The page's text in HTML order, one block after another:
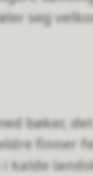
seg
bøker,
finner
kalde